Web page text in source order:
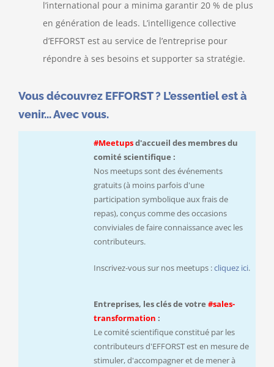
l’international pour a minima garantir 20 % de plus
en génération de leads. L’intelligence collective
d’EFFORST est au service de l’entreprise pour
répondre à ses besoins et supporter sa stratégie.
Vous découvrez EFFORST ? L’essentiel est à
venir... Avec vous.
#Meetupsd'accueil des membres du
comité scientifique :
Nos meetups sont des événements
gratuits (à moins parfois d'une
participation symbolique aux frais de
repas), conçus comme des occasions
conviviales de faire connaissance avec les
contributeurs.
Inscrivez-vous sur nos meetups :cliquez ici.
Entreprises, les clés de votre #sales-
transformation :
Le comité scientifique constitué par les
contributeurs d'EFFORST est en mesure de
stimuler, d'accompagner et de mener à